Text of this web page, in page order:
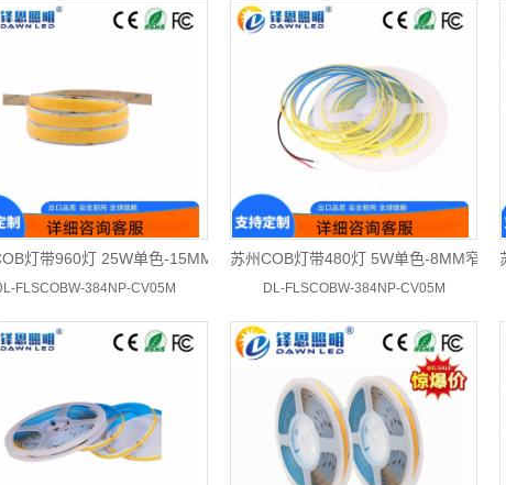
灯带960灯 25W单色-15MM24v
FLSCOBW-384NP-CV05M
苏州COB灯带480灯 5W单色-8MM窄板
DL-FLSCOBW-384NP-CV05M